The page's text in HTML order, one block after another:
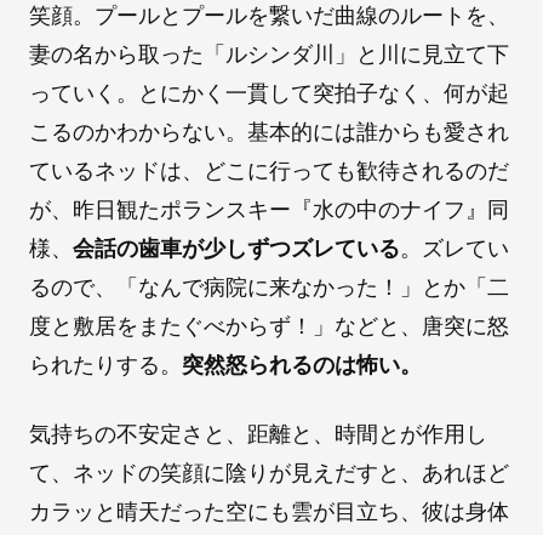
笑顔。プールとプールを繋いだ曲線のルートを、
妻の名から取った「ルシンダ川」と川に見立て下
っていく。とにかく一貫して突拍子なく、何が起
こるのかわからない。基本的には誰からも愛され
ているネッドは、どこに行っても歓待されるのだ
が、昨日観たポランスキー『水の中のナイフ』同
様、 会話の歯車が少しずつズレている。ズレてい
るので、「なんで病院に来なかった！」とか「二
度と敷居をまたぐべからず！」などと、唐突に怒
られたりする。 突然怒られるのは怖い。
気持ちの不安定さと、距離と、時間とが作用し
て、ネッドの笑顔に陰りが見えだすと、あれほど
カラッと晴天だった空にも雲が目立ち、彼は身体